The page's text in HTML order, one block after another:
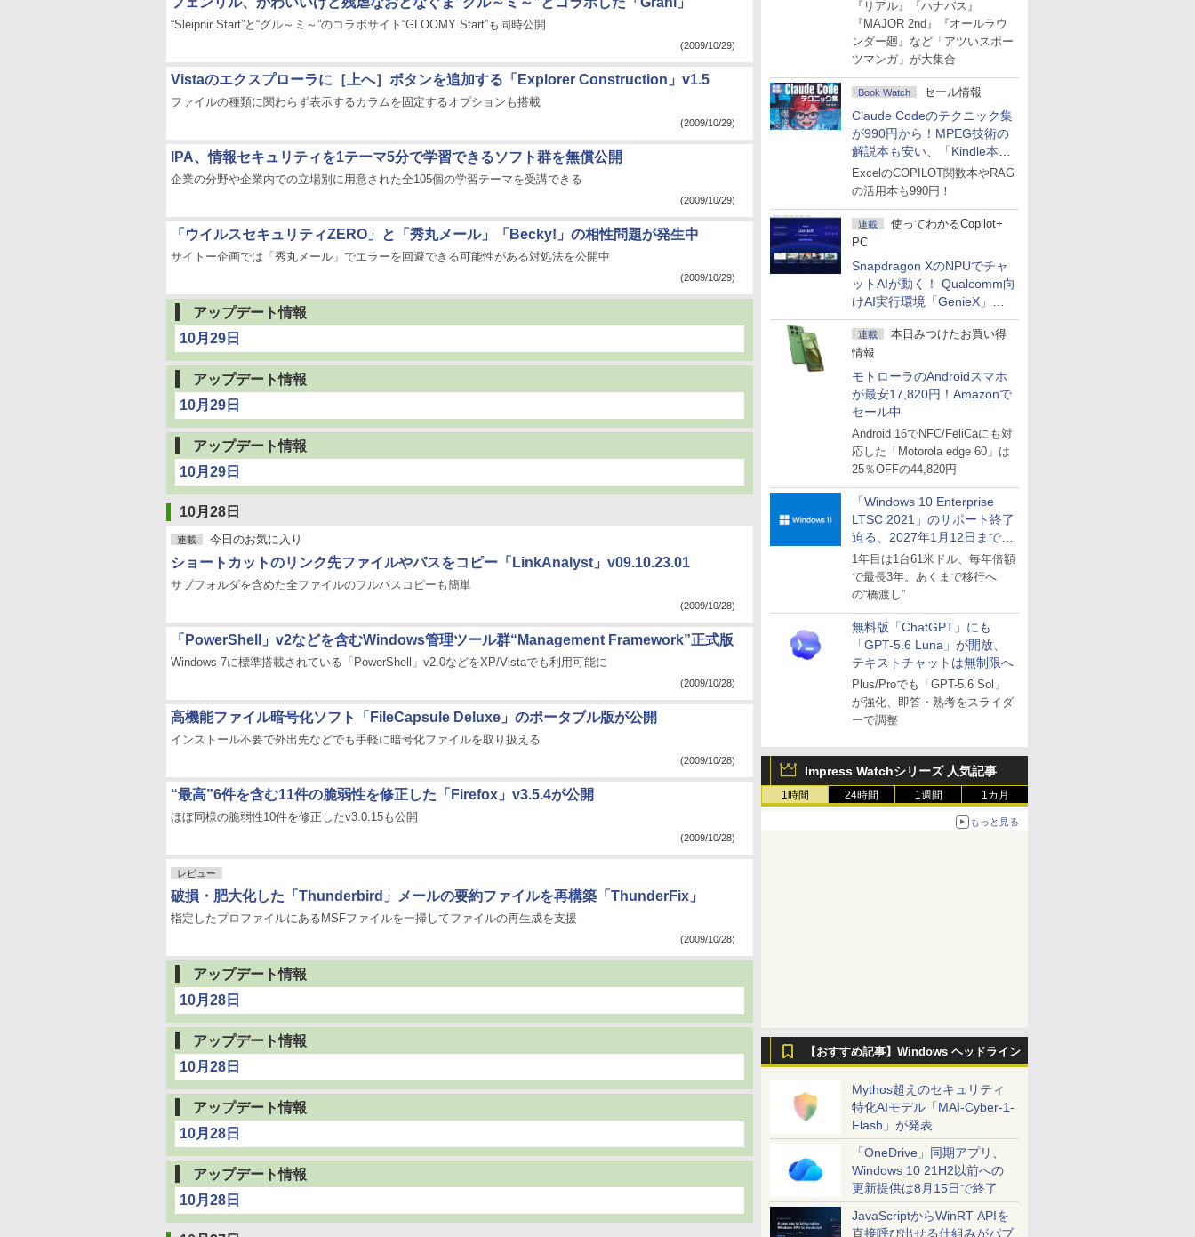
『リアル』『ハナバス』
『MAJOR 2nd』『オールラウ
ンダー廻』など「アツいスポー
ツマンガ」が大集合
Book Watch セール情報
Claude Codeのテクニック集
が990円から！MPEG技術の
解説本も安い、「Kindle本サ
マーセール」第2弾開始！
ExcelのCOPILOT関数本やRAG
の活用本も990円！
連載
使ってわかるCopilot+
PC
Snapdragon XのNPUでチャ
ットAIが動く！ Qualcomm向
けAI実行環境「GenieX」を
試してみた
連載
本日みつけたお買い得
情報
モトローラのAndroidスマホ
が最安17,820円！Amazonで
セール中
Android 16でNFC/FeliCaにも対
応した「Motorola edge 60」は
25％OFFの44,820円
「Windows 10 Enterprise
LTSC 2021」のサポート終了
迫る、2027年1月12日まで
～ESUは9月1日から販売
1年目は1台61米ドル、毎年倍額
で最長3年。あくまで移行へ
の“橋渡し”
無料版「ChatGPT」にも
「GPT-5.6 Luna」が開放、
テキストチャットは無制限へ
Plus/Proでも「GPT-5.6 Sol」
が強化、即答・熟考をスライダ
ーで調整
Impress Watchシリーズ 人気記事
1時間 24時間 1週間 1カ月
もっと見る
【おすすめ記事】Windows ヘッドライン
Mythos超えのセキュリティ
特化AIモデル「MAI-Cyber-1-
Flash」が発表
「OneDrive」同期アプリ、
Windows 10 21H2以前への
更新提供は8月15日で終了
JavaScriptからWinRT APIを
直接呼び出せる仕組みがパブ
“Sleipnir Start”と“グル～ミ～”のコラボサイト“GLOOMY Start”も同時公開
(2009/10/29)
Vistaのエクスプローラに［上へ］ボタンを追加する「Explorer Construction」v1.5
ファイルの種類に関わらず表示するカラムを固定するオプションも搭載
(2009/10/29)
IPA、情報セキュリティを1テーマ5分で学習できるソフト群を無償公開
企業の分野や企業内での立場別に用意された全105個の学習テーマを受講できる
(2009/10/29)
「ウイルスセキュリティZERO」と「秀丸メール」「Becky!」の相性問題が発生中
サイトー企画では「秀丸メール」でエラーを回避できる可能性がある対処法を公開中
(2009/10/29)
アップデート情報
10月29日
アップデート情報
10月29日
アップデート情報
10月29日
10月28日
連載 今日のお気に入り
ショートカットのリンク先ファイルやパスをコピー「LinkAnalyst」v09.10.23.01
サブフォルダを含めた全ファイルのフルパスコピーも簡単
(2009/10/28)
「PowerShell」v2などを含むWindows管理ツール群“Management Framework”正式版
Windows 7に標準搭載されている「PowerShell」v2.0などをXP/Vistaでも利用可能に
(2009/10/28)
高機能ファイル暗号化ソフト「FileCapsule Deluxe」のポータブル版が公開
インストール不要で外出先などでも手軽に暗号化ファイルを取り扱える
(2009/10/28)
“最高”6件を含む11件の脆弱性を修正した「Firefox」v3.5.4が公開
ほぼ同様の脆弱性10件を修正したv3.0.15も公開
(2009/10/28)
レビュー
破損・肥大化した「Thunderbird」メールの要約ファイルを再構築「ThunderFix」
指定したプロファイルにあるMSFファイルを一掃してファイルの再生成を支援
(2009/10/28)
アップデート情報
10月28日
アップデート情報
10月28日
アップデート情報
10月28日
アップデート情報
10月28日